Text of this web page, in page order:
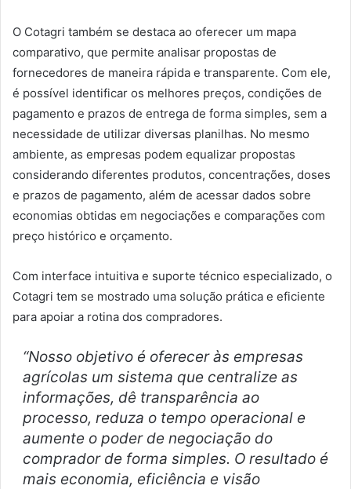
O Cotagri também se destaca ao oferecer um mapa
comparativo, que permite analisar propostas de
fornecedores de maneira rápida e transparente. Com ele,
é possível identificar os melhores preços, condições de
pagamento e prazos de entrega de forma simples, sem a
necessidade de utilizar diversas planilhas. No mesmo
ambiente, as empresas podem equalizar propostas
considerando diferentes produtos, concentrações, doses
e prazos de pagamento, além de acessar dados sobre
economias obtidas em negociações e comparações com
preço histórico e orçamento.
Com interface intuitiva e suporte técnico especializado, o
Cotagri tem se mostrado uma solução prática e eficiente
para apoiar a rotina dos compradores.
“Nosso objetivo é oferecer às empresas
agrícolas um sistema que centralize as
informações, dê transparência ao
processo, reduza o tempo operacional e
aumente o poder de negociação do
comprador de forma simples. O resultado é
mais economia, eficiência e visão